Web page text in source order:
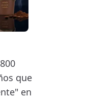
que
en